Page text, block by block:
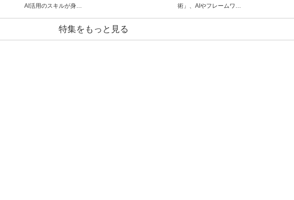
AI活用のスキルが身…
術」、AIやフレームワ…
特集をもっと見る